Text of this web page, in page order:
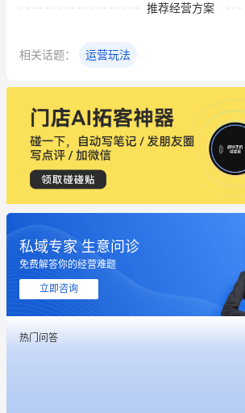
推荐经营方案
相关话题： 运营玩法
私域专家 生意问诊
免费解答你的经营难题
立即咨询
热门问答
这个营销策划案例推荐大家看一下
用有赞就能在微信、小红书同时经
餐饮也得靠私域和服务提高竞争力